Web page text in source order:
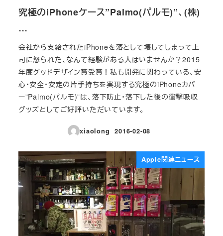
究極のiPhoneケース”Palmo(パルモ)”、(株)
…
会社から支給されたiPhoneを落として壊してしまって上
司に怒られた、なんて経験がある人はいませんか？2015
年度グッドデザイン賞受賞！私も開発に関わっている、安
心・安全・安定の片手持ちを実現する究極のiPhoneカバ
ー”Palmo(パルモ)”は、落下防止・落下した後の衝撃吸収
グッズとしてご好評いただいています。
xiaolong
投稿日
2016-02-08
Apple関連ニュース